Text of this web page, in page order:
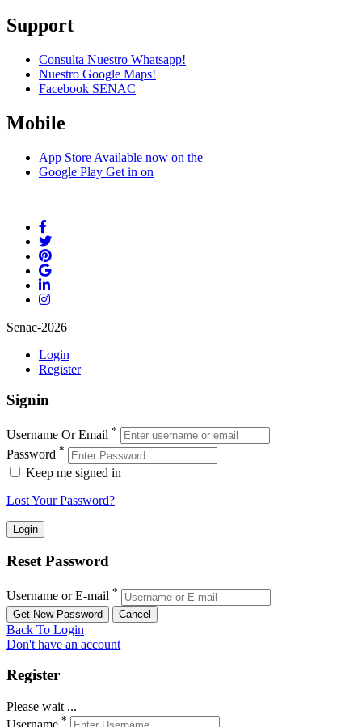
Support
Consulta Nuestro Whatsapp!
Nuestro Google Maps!
Facebook SENAC
Mobile
App Store Available now on the
Google Play Get in on
Senac-2026
Login
Register
Signin
Username Or Email *
Password *
Keep me signed in
Lost Your Password?
Reset Password
Username or E-mail *
Back To Login
Don't have an account
Register
Please wait ...
*